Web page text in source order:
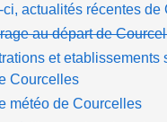
actualités récentes de
au départ de
et etablissements
Courcelles
météo de Courcelles